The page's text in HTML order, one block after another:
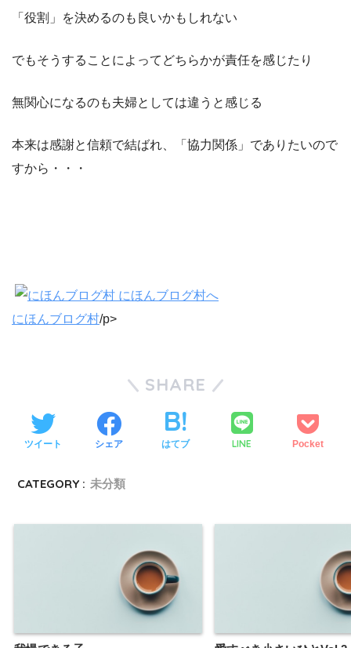
「役割」を決めるのも良いかもしれない
でもそうすることによってどちらかが責任を感じたり
無関心になるのも夫婦としては違うと感じる
本来は感謝と信頼で結ばれ、「協力関係」でありたいので
すから・・・
にほんブログ村/p>
SHARE
ツイート シェア はてブ LINE Pocket
CATEGORY : 未分類